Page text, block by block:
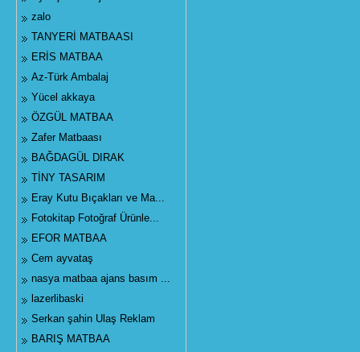
zalo
TANYERİ MATBAASI
ERİS MATBAA
Az-Türk Ambalaj
Yücel akkaya
ÖZGÜL MATBAA
Zafer Matbaası
BAĞDAGÜL DIRAK
TİNY TASARIM
Eray Kutu Bıçakları ve Ma...
Fotokitap Fotoğraf Ürünle...
EFOR MATBAA
Cem ayvataş
nasya matbaa ajans basım ...
lazerlibaski
Serkan şahin Ulaş Reklam
BARIŞ MATBAA